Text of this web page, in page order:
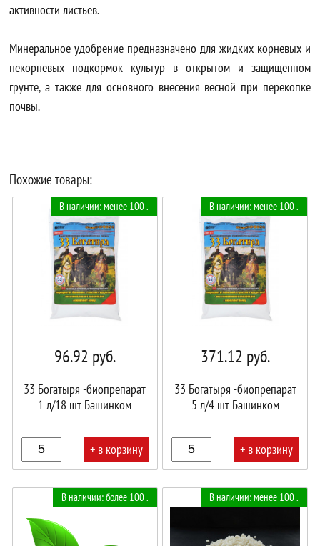
активности листьев.
Минеральное удобрение предназначено для жидких корневых и
некорневых подкормок культур в открытом и защищенном
грунте, а также для основного внесения весной при перекопке
почвы.
Похожие товары:
В наличии: менее 100 .
96.92 руб.
33 Богатыря -биопрепарат
1 л/18 шт Башинком
+ в корзину
В наличии: менее 100 .
371.12 руб.
33 Богатыря -биопрепарат
5 л/4 шт Башинком
+ в корзину
В наличии: более 100 . В наличии: менее 100 .